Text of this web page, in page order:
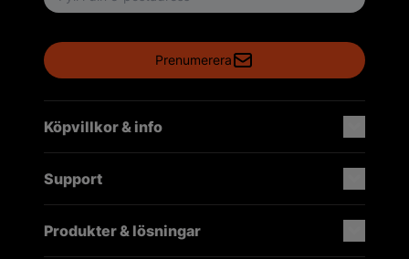
Prenumerera
Köpvillkor & info
Support
Produkter & lösningar